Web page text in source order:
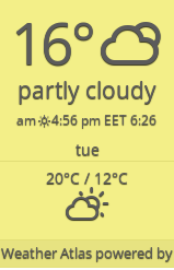
16°
partly cloudy
6:26 am
4:56 pm EET
tue
20°C / 12°C
powered by
Weather Atlas